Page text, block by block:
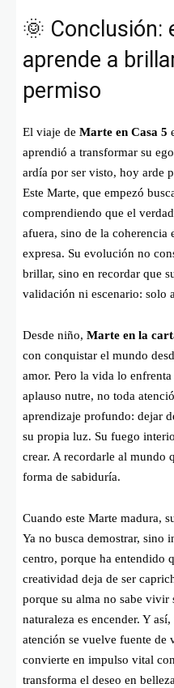
🌞 Conclusión:
aprende a
permiso
El viaje de Marte en Casa 5
aprendió a transformar su
ardía por ser visto, hoy arde
Este Marte, que empezó
comprendiendo que el
afuera, sino de la coherencia
expresa. Su evolución no
brillar, sino en recordar que
validación ni escenario: solo
Desde niño, Marte en la
con conquistar el mundo
amor. Pero la vida lo
aplauso nutre, no toda
aprendizaje profundo: dejar
su propia luz. Su fuego
crear. A recordarle al mundo
forma de sabiduría.
Cuando este Marte madura,
Ya no busca demostrar, sino
centro, porque ha entendido
creatividad deja de ser
porque su alma no sabe vivir
naturaleza es encender. Y
atención se vuelve fuente de
convierte en impulso vital
transforma el deseo en